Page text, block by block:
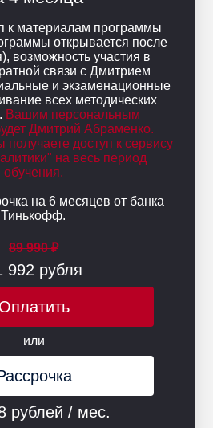
к материалам программы
открывается после
возможность участия в
связи с Дмитрием
и экзаменационные
всех методических
Вашим персональным
Дмитрий Абраменко.
доступ к сервису
на весь период
обучения.
на 6 месяцев от банка
Тинькофф.
89 990 ₽
992 рубля
или
рублей / мес.
Оплатить